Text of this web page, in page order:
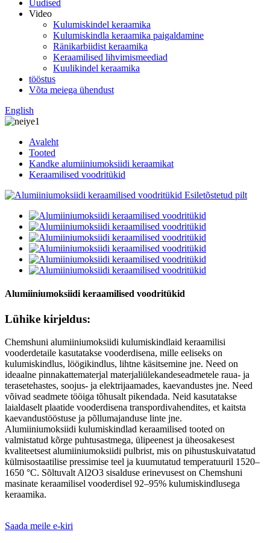
Uudised
Video
Kulumiskindel keraamika
Kulumiskindla keraamika paigaldamine
Ränikarbiidist keraamika
Keraamilised lihvimismeediad
Kuulikindel keraamika
tööstus
Võta meiega ühendust
English
Avaleht
Tooted
Kandke alumiiniumoksiidi keraamikat
Keraamilised voodritükid
Alumiiniumoksiidi keraamilised voodritükid
Lühike kirjeldus:
Chemshuni alumiiniumoksiidi kulumiskindlaid keraamilisi
vooderdetaile kasutatakse vooderdisena, mille eeliseks on
kulumiskindlus, löögikindlus, lihtne käsitsemine jne. Need on
ideaalne pinnakattematerjal materjaliülekandeseadmetele raua- ja
terasetehastes, soojus- ja elektrijaamades, kaevandustes jne. Need
võivad seadmete tööiga tõhusalt pikendada. Neid kasutatakse
laialdaselt plaatide vooderdisena transpordivahendites, et kaitsta
kaevandustööstuse ja põllumajanduse linte jne.
Alumiiniumoksiidi kulumiskindlad keraamilised tooted on
valmistatud kõrge puhtusastmega, ülipeenest ja üheosakesest
kvaliteetsest alumiiniumoksiidi pulbrist, mis on pihustuskuivatatud
külmisostaatilise pressimise teel ja kuumutatud temperatuuril 1520–
1650 °C. Sõltuvalt Al2O3 sisalduse erinevusest on Chemshuni
masinate keraamilisel vooderdisel 92–95% kulumiskindlusega
keraamika.
Saada meile e-kiri